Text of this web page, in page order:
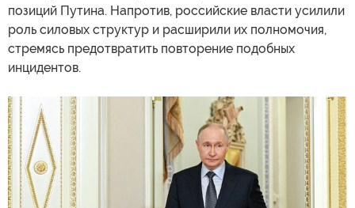
позиций Путина. Напротив, российские власти усилили
роль силовых структур и расширили их полномочия,
стремясь предотвратить повторение подобных
инцидентов.